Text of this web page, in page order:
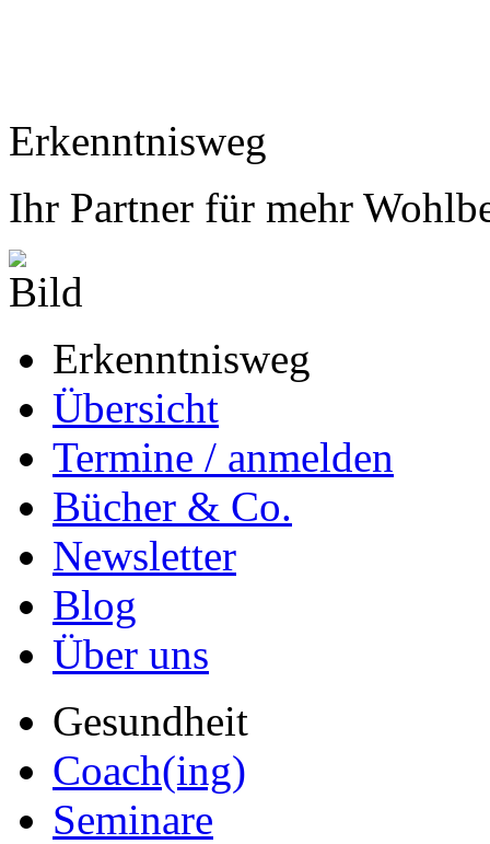
Erkenntnisweg
Ihr Partner für mehr
Erkenntnisweg
Übersicht
Termine / anmelden
Bücher & Co.
Newsletter
Blog
Über uns
Gesundheit
Coach(ing)
Seminare